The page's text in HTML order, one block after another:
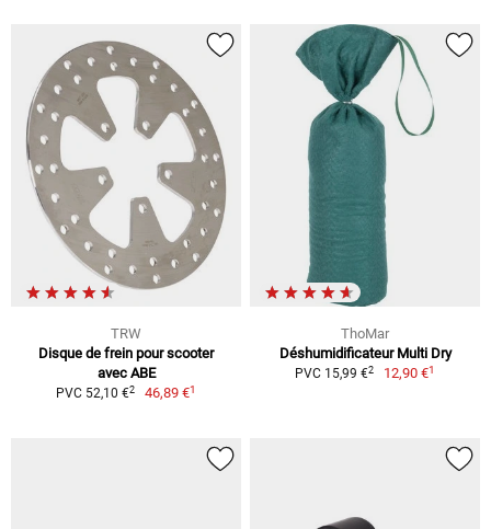
TRW
Disque de frein pour scooter
avec ABE
PVC 52,10 €2 46,89 €1
ThoMar
Déshumidificateur Multi Dry
PVC 15,99 €2 12,90 €1